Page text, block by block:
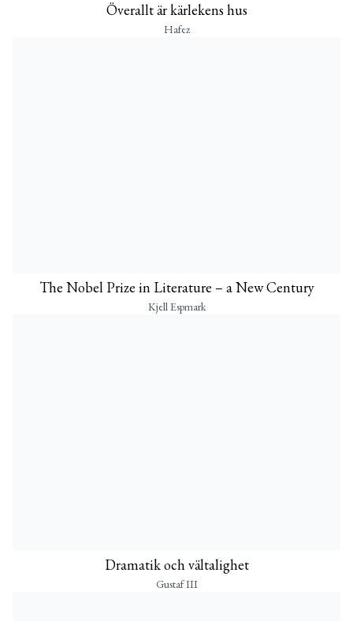
Överallt är kärlekens hus
Hafez
The Nobel Prize in Literature – a New Century
Kjell Espmark
Dramatik och vältalighet
Gustaf III